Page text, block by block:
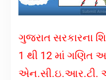
ગુજરાત સરકારના
1 થી 12 માં ગણિત
એન.સી.ઇ.આર.ટી.